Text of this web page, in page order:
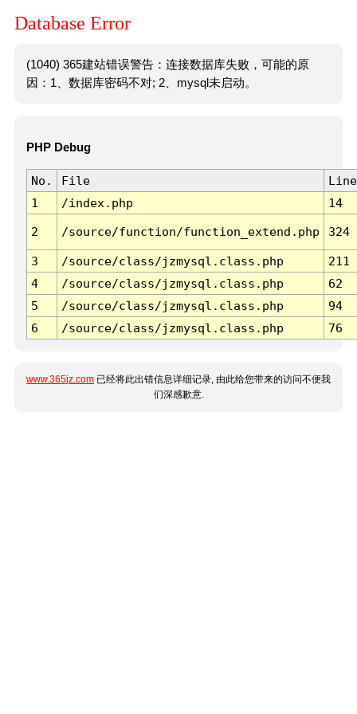
Database Error
(1040) 365建站错误警告：连接数据库失败，可能的原
因：1、数据库密码不对; 2、mysql未启动。
PHP Debug
No. File
Line
1
/index.php 14
2 /source/function/function_extend.php 324
3 /source/class/jzmysql.class.php
211
4
/source/class/jzmysql.class.php
62
5
/source/class/jzmysql.class.php
94
6
/source/class/jzmysql.class.php 76
www.365jz.com 已经将此出错信息详细记录, 由此给您带来的访问不便我
们深感歉意.